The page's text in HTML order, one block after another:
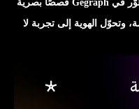
البراندينغ الغامر يعتمد على المشاعر. نطوّر في Gegraph قصصًا بصرية
وتحوّل الهوية إلى تجربة لا